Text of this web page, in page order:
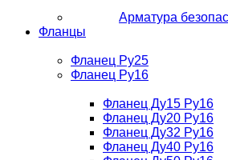
Арматура
Фланцы
Фланец Ру25
Фланец Ру16
Фланец Ду15 Ру16
Фланец Ду20 Ру16
Фланец Ду32 Ру16
Фланец Ду40 Ру16